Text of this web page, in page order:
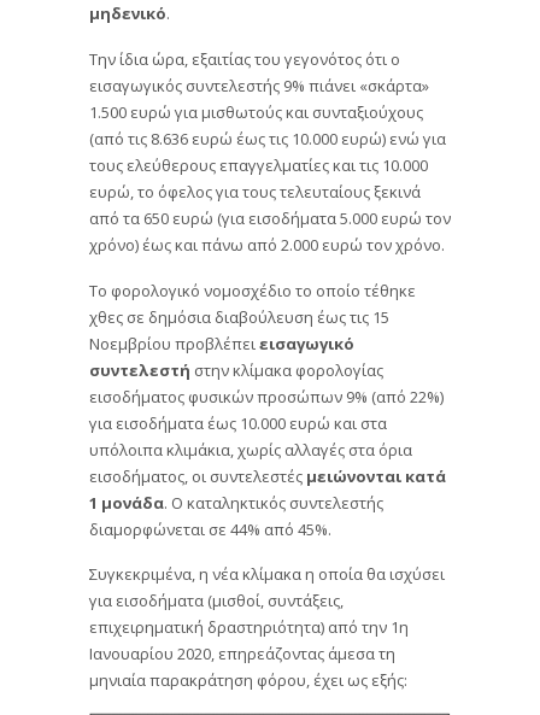
μηδενικό.
Την ίδια ώρα, εξαιτίας του γεγονότος ότι ο
εισαγωγικός συντελεστής 9% πιάνει «σκάρτα»
1.500 ευρώ για μισθωτούς και συνταξιούχους
(από τις 8.636 ευρώ έως τις 10.000 ευρώ) ενώ για
τους ελεύθερους επαγγελματίες και τις 10.000
ευρώ, το όφελος για τους τελευταίους ξεκινά
από τα 650 ευρώ (για εισοδήματα 5.000 ευρώ τον
χρόνο) έως και πάνω από 2.000 ευρώ τον χρόνο.
Το φορολογικό νομοσχέδιο το οποίο τέθηκε
χθες σε δημόσια διαβούλευση έως τις 15
Νοεμβρίου προβλέπειεισαγωγικό
συντελεστή στην κλίμακα φορολογίας
εισοδήματος φυσικών προσώπων 9% (από 22%)
για εισοδήματα έως 10.000 ευρώ και στα
υπόλοιπα κλιμάκια, χωρίς αλλαγές στα όρια
εισοδήματος, οι συντελεστές μειώνονται κατά
1 μονάδα. Ο καταληκτικός συντελεστής
διαμορφώνεται σε 44% από 45%.
Συγκεκριμένα, η νέα κλίμακα η οποία θα ισχύσει
για εισοδήματα (μισθοί, συντάξεις,
επιχειρηματική δραστηριότητα) από την 1η
Ιανουαρίου 2020, επηρεάζοντας άμεσα τη
μηνιαία παρακράτηση φόρου, έχει ως εξής: